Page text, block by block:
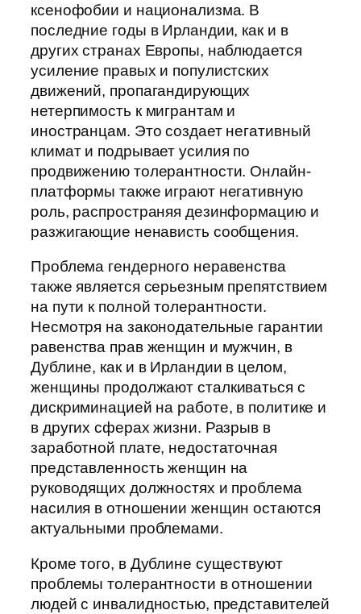
ксенофобии и национализма. В
последние годы в Ирландии, как и в
других странах Европы, наблюдается
усиление правых и популистских
движений, пропагандирующих
нетерпимость к мигрантам и
иностранцам. Это создает негативный
климат и подрывает усилия по
продвижению толерантности. Онлайн-
платформы также играют негативную
роль, распространяя дезинформацию и
разжигающие ненависть сообщения.
Проблема гендерного неравенства
также является серьезным препятствием
на пути к полной толерантности.
Несмотря на законодательные гарантии
равенства прав женщин и мужчин, в
Дублине, как и в Ирландии в целом,
женщины продолжают сталкиваться с
дискриминацией на работе, в политике и
в других сферах жизни. Разрыв в
заработной плате, недостаточная
представленность женщин на
руководящих должностях и проблема
насилия в отношении женщин остаются
актуальными проблемами.
Кроме того, в Дублине существуют
проблемы толерантности в отношении
людей с инвалидностью, представителей